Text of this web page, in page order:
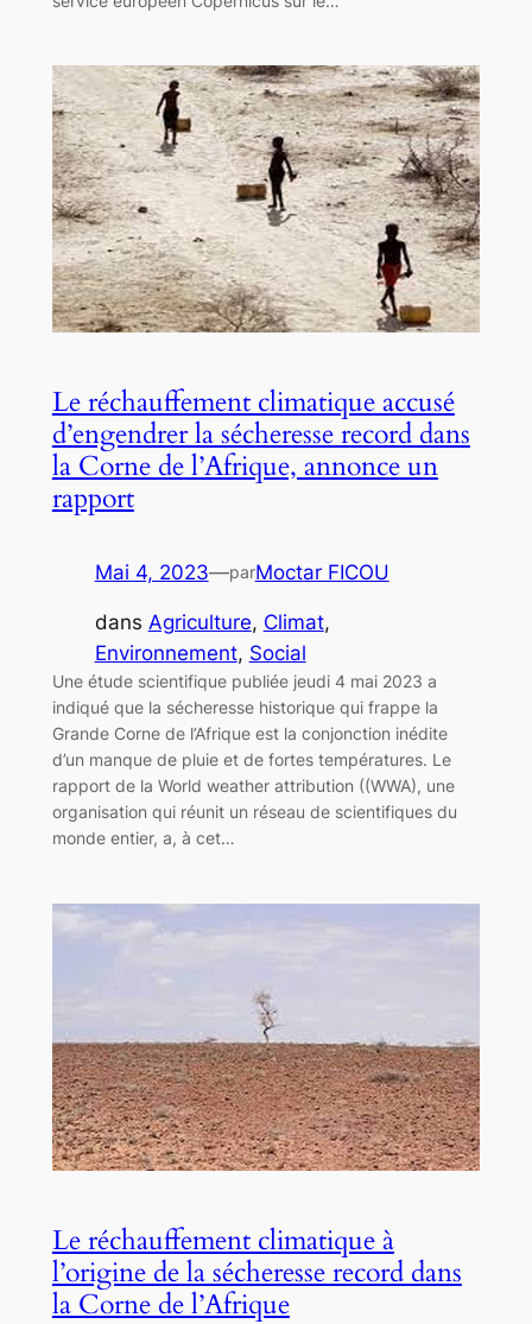
Le réchauffement climatique accusé
d’engendrer la sécheresse record dans
la Corne de l’Afrique, annonce un
rapport
Mai 4, 2023—parMoctar FICOU
dans Agriculture, Climat
Environnement, Social
Une étude scientifique publiée jeudi 4 mai 2023 a
indiqué que la sécheresse historique qui frappe la
Grande Corne de l’Afrique est la conjonction inédite
d’un manque de pluie et de fortes températures. Le
rapport de la World weather attribution ((WWA), une
organisation qui réunit un réseau de scientifiques du
monde entier, a, à cet…
Le réchauffement climatique à
l’origine de la sécheresse record dans
la Corne de l’Afrique